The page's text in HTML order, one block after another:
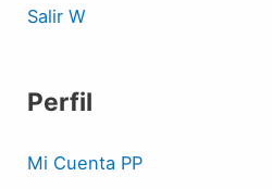
Salir W
Perfil
Mi Cuenta PP